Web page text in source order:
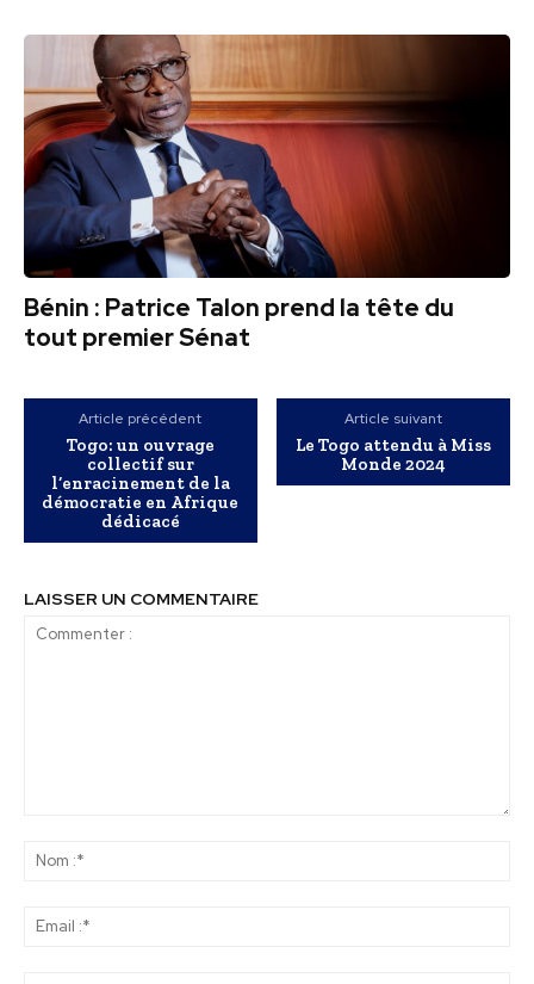
Bénin : Patrice Talon prend la tête du
tout premier Sénat
Article précédent
Togo: un ouvrage
collectif sur
l’enracinement de la
démocratie en Afrique
dédicacé
Article suivant
Le Togo attendu à Miss
Monde 2024
LAISSER UN COMMENTAIRE